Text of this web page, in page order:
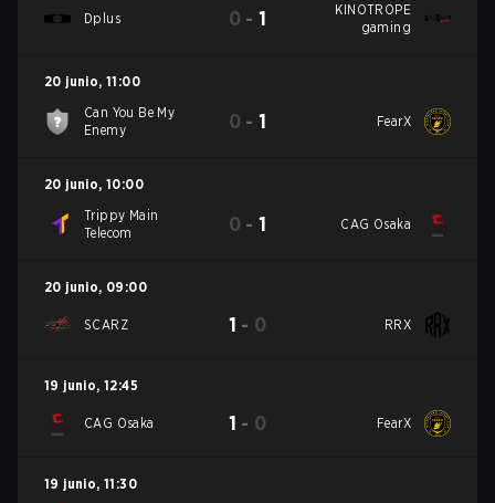
Dplus 0 -1
KINOTROPE
gaming
20 junio, 11:00
Can You Be My
Enemy
0 -1 FearX
20 junio, 10:00
Trippy Main
Telecom
0 -1 CAG Osaka
20 junio, 09:00
SCARZ 1 - 0 RRX
19 junio, 12:45
CAG Osaka 1 - 0 FearX
19 junio, 11:30